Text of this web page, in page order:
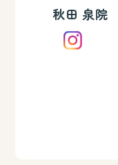
秋田 泉院